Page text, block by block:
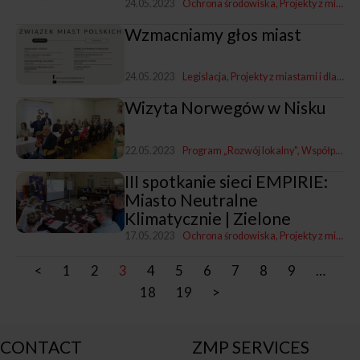
24.05.2023 Ochrona środowiska Projekty z miastami i dla miast
Wzmacniamy głos miast
24.05.2023 Legislacja Projekty z miastami i dla miast
Wizyta Norwegów w Nisku
22.05.2023 Program „Rozwój lokalny" Współpraca bilateralna z miastami norweskimi
III spotkanie sieci EMPIRIE:
Miasto Neutralne
Klimatycznie | Zielone
17.05.2023 Ochrona środowiska Projekty z miastami i dla miast
< 1 2 3 4 5 6 7 8 9
…
18
19 >
CONTACT ZMP SERVICES